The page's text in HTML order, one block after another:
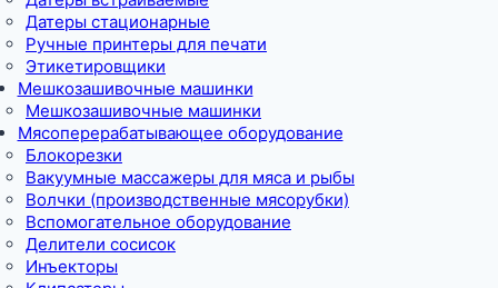
Датеры стационарные
Ручные принтеры для печати
Этикетировщики
Мешкозашивочные машинки
Мешкозашивочные машинки
Мясоперерабатывающее оборудование
Блокорезки
Вакуумные массажеры для мяса и рыбы
Волчки (производственные мясорубки)
Вспомогательное оборудование
Делители сосисок
Инъекторы